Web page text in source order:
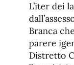
L’iter dei
Branca
parere
Distretto